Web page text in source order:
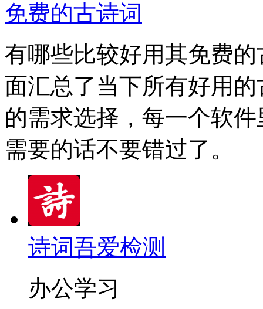
免费的古诗词
有哪些比较好用其免费
面汇总了当下所有好用
的需求选择，每一个软
需要的话不要错过了。
诗词吾爱检测
办公学习